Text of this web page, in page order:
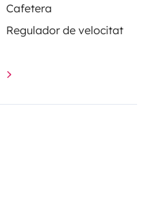
Cafetera
Regulador de velocitat